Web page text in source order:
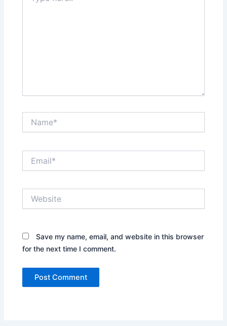
Save my name, email, and website in this browser
for the next time I comment.